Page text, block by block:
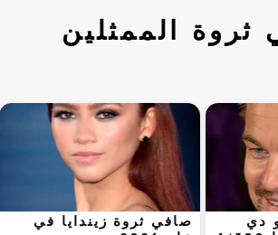
ثروة الممثلين
دي
صافي ثروة زيندايا في